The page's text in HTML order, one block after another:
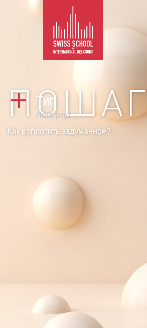
Как воплотить задуманное?
Тип
Лонгрид